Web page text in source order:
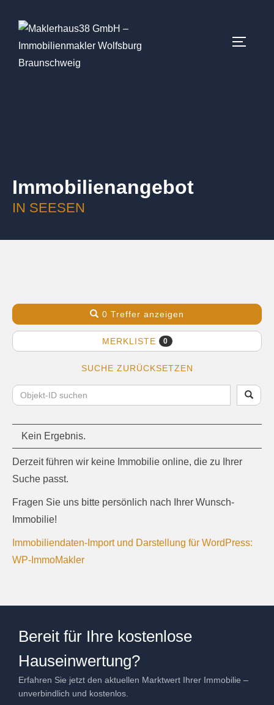
Immobilien­angebot
IN SEESEN
0 Treffer anzeigen
MERKLISTE 0
SUCHE ZURÜCKSETZEN
Kein Ergebnis.
Derzeit führen wir keine Immobilie online, die zu Ihrer
Suche passt.
Fragen Sie uns bitte persönlich nach Ihrer Wunsch-
Immobilie!
Immobiliendaten-Import und Darstellung für WordPress:
WP-ImmoMakler
Bereit für Ihre kostenlose
Hauseinwertung?
Erfahren Sie jetzt den aktuellen Marktwert Ihrer Immobilie –
unverbindlich und kostenlos.